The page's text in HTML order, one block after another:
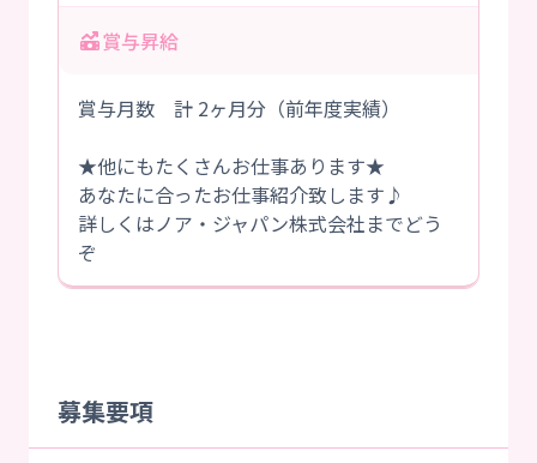
賞与昇給
賞与月数 計 2ヶ月分（前年度実績）
★他にもたくさんお仕事あります★
あなたに合ったお仕事紹介致します♪
詳しくはノア・ジャパン株式会社までどう
ぞ
募集要項